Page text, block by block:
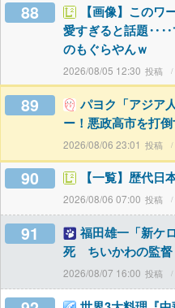
88
【画像】この
愛すぎると話題‥‥
のもぐらやんｗ
2026/08/05 12:30
89
パヨク「アジア
ー！悪政高市を打倒
2026/08/06 23:01
90 【一覧】歴代
2026/08/06 07:00
91
福田雄一「新ケ
死 ちいかわの監
2026/08/07 16:00